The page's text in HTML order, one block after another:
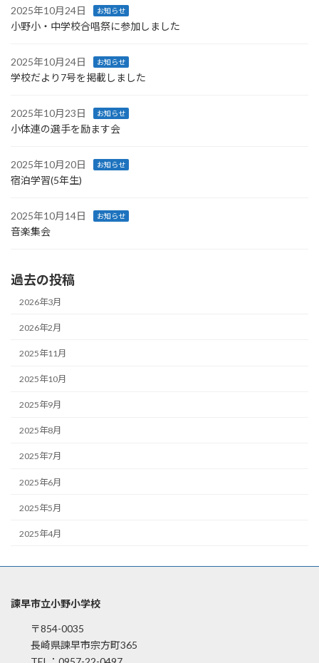
2025年10月24日 お知らせ
小野小・中学校合唱祭に参加しました
2025年10月24日 お知らせ
学校だより7号を掲載しました
2025年10月23日 お知らせ
小体連の選手を励ます会
2025年10月20日 お知らせ
宿泊学習(5年生)
2025年10月14日 お知らせ
音楽集会
過去の投稿
2026年3月
2026年2月
2025年11月
2025年10月
2025年9月
2025年8月
2025年7月
2025年6月
2025年5月
2025年4月
諫早市立小野小学校
〒854-0035
長崎県諫早市宗方町365